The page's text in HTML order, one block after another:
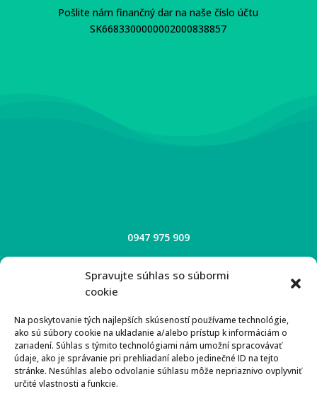
Spravujte súhlas so súbormi
cookie
Na poskytovanie tých najlepších skúseností používame technológie,
ako sú súbory cookie na ukladanie a/alebo prístup k informáciám o
zariadení. Súhlas s týmito technológiami nám umožní spracovávať
údaje, ako je správanie pri prehliadaní alebo jedinečné ID na tejto
stránke. Nesúhlas alebo odvolanie súhlasu môže nepriaznivo ovplyvniť
určité vlastnosti a funkcie.
Pošlite nám finančný dar na naše číslo účtu
SK6683300000002000838857
0947 975 909